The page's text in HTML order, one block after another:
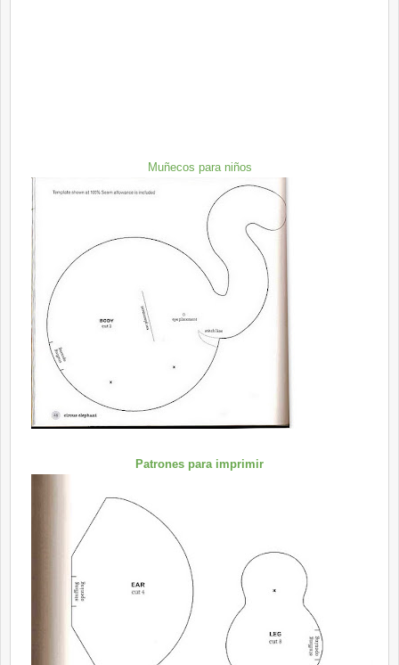
Muñecos para niños
Patrones para imprimir